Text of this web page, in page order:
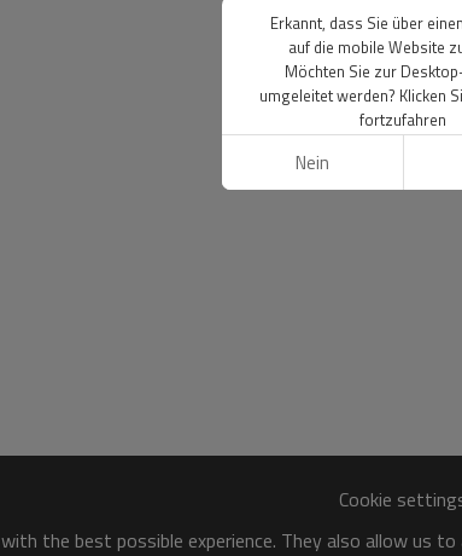
Cookie
the best possible experience. They also allow us
Erkannt, dass Sie über
auf die mobile Website
Möchten Sie zur
umgeleitet werden? Klicken
fortzufahren
Nein